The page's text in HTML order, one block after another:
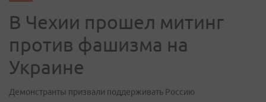
В Чехии прошел митинг
против фашизма на
Украине
Демонстранты призвали поддерживать Россию